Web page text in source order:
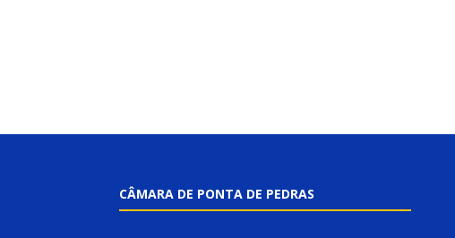
CÂMARA DE PONTA DE PEDRAS